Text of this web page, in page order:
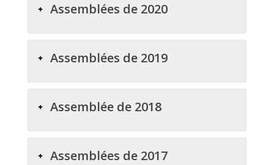
Assemblées de 2020
Assemblées de 2019
Assemblée de 2018
Assemblées de 2017